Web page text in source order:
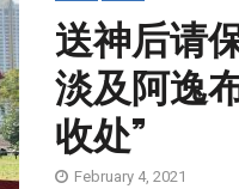
送神后请
淡及阿逸
收处”
February 4, 2021